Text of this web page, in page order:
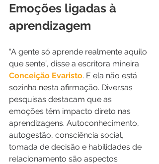
Emoções ligadas à
aprendizagem
“A gente só aprende realmente aquilo
que sente”, disse a escritora mineira
Conceição Evaristo. E ela não está
sozinha nesta afirmação. Diversas
pesquisas destacam que as
emoções têm impacto direto nas
aprendizagens. Autoconhecimento,
autogestão, consciência social,
tomada de decisão e habilidades de
relacionamento são aspectos